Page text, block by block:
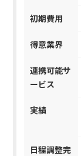
初期費用
得意業界
連携可能サ
ービス
実績
日程調整完